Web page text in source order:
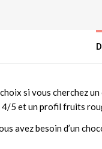
si vous cherchez
5 et un profil fruits
avez besoin d’un